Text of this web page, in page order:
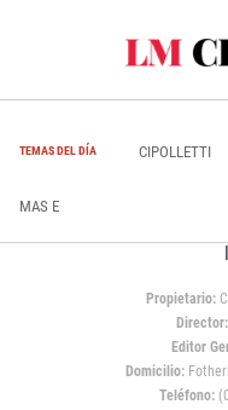
TEMAS DEL DÍA CIPOLLETTI
MAS E
Propietario:
Director:
Editor
Domicilio:
Teléfono: